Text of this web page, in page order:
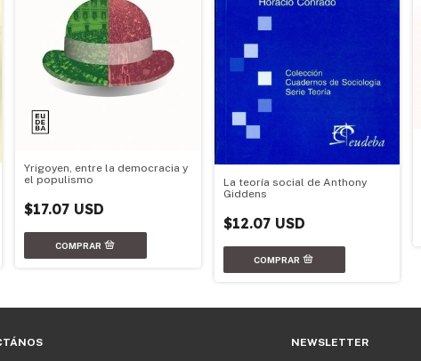
Yrigoyen, entre la democracia y
el populismo
$17.07 USD
La teoría social de Anthony
Giddens
$12.07 USD
NEWSLETTER